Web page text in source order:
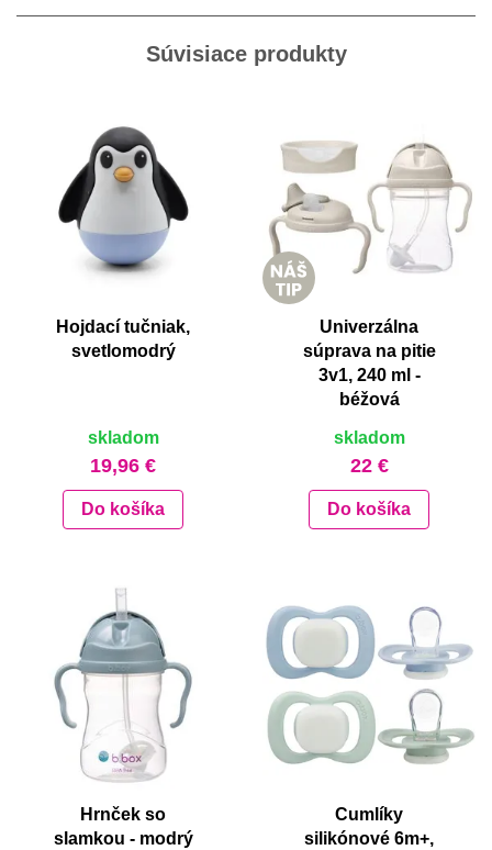
Súvisiace produkty
Hojdací tučniak,
svetlomodrý
skladom
19,96 €
Do košíka
Univerzálna
súprava na pitie
3v1, 240 ml -
béžová
skladom
22 €
Do košíka
Hrnček so
slamkou - modrý
Cumlíky
silikónové 6m+,